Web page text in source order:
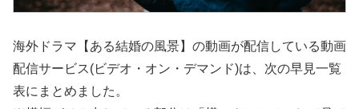
海外ドラマ【ある結婚の風景】の動画が配信している動画
配信サービス(ビデオ・オン・デマンド)は、次の早見一覧
表にまとめました。